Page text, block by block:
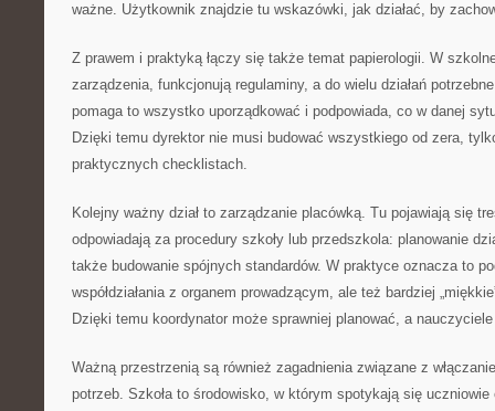
ważne. Użytkownik znajdzie tu wskazówki, jak działać, by
Z prawem i praktyką łączy się także temat papierologii. W
zarządzenia, funkcjonują regulaminy, a do wielu działań
pomaga to wszystko uporządkować i podpowiada, co w danej
Dzięki temu dyrektor nie musi budować wszystkiego od zera,
praktycznych checklistach.
Kolejny ważny dział to zarządzanie placówką. Tu pojawiają się
odpowiadają za procedury szkoły lub przedszkola: planowanie
także budowanie spójnych standardów. W praktyce oznacza to
współdziałania z organem prowadzącym, ale też bardziej
Dzięki temu koordynator może sprawniej planować, a
Ważną przestrzenią są również zagadnienia związane z
potrzeb. Szkoła to środowisko, w którym spotykają się